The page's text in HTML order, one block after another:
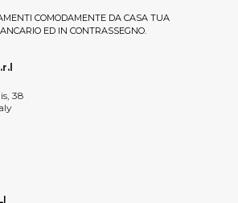
COMODAMENTE DA CASA TUA
ED IN CONTRASSEGNO.
38